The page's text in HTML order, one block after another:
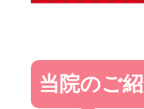
当院のご